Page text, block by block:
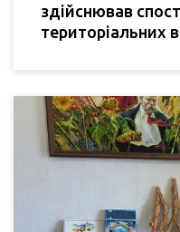
здійснював
територіальних